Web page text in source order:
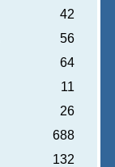
42
56
64
11
26
688
132